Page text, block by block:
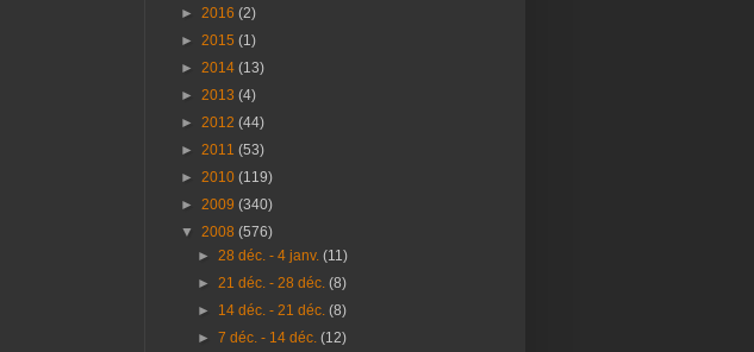
► 2016 (2)
► 2015 (1)
► 2014 (13)
► 2013 (4)
► 2012 (44)
► 2011 (53)
► 2010 (119)
► 2009 (340)
▼ 2008 (576)
►28 déc. - 4 janv.(11)
►21 déc. - 28 déc.(8)
► 14 déc. - 21 déc.(8)
►7 déc. - 14 déc.(12)